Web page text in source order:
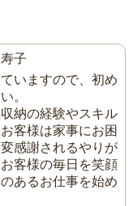
子
いますので、初め
。
納の経験やスキル
客様は家事にお困
感謝されるやりが
客様の毎日を笑顔
あるお仕事を始め